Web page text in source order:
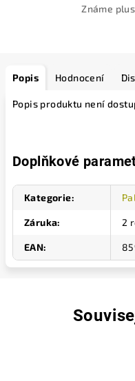
Známe
Popis Hodnocení
Popis produktu není
Doplňkové
Kategorie:
Záruka: 2
EAN: